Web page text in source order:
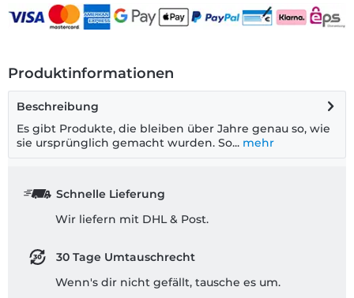
Produktinformationen
Beschreibung
Es gibt Produkte, die bleiben über Jahre genau so, wie
sie ursprünglich gemacht wurden. So... mehr
Schnelle Lieferung
Wir liefern mit DHL & Post.
30 Tage Umtauschrecht
Wenn's dir nicht gefällt, tausche es um.